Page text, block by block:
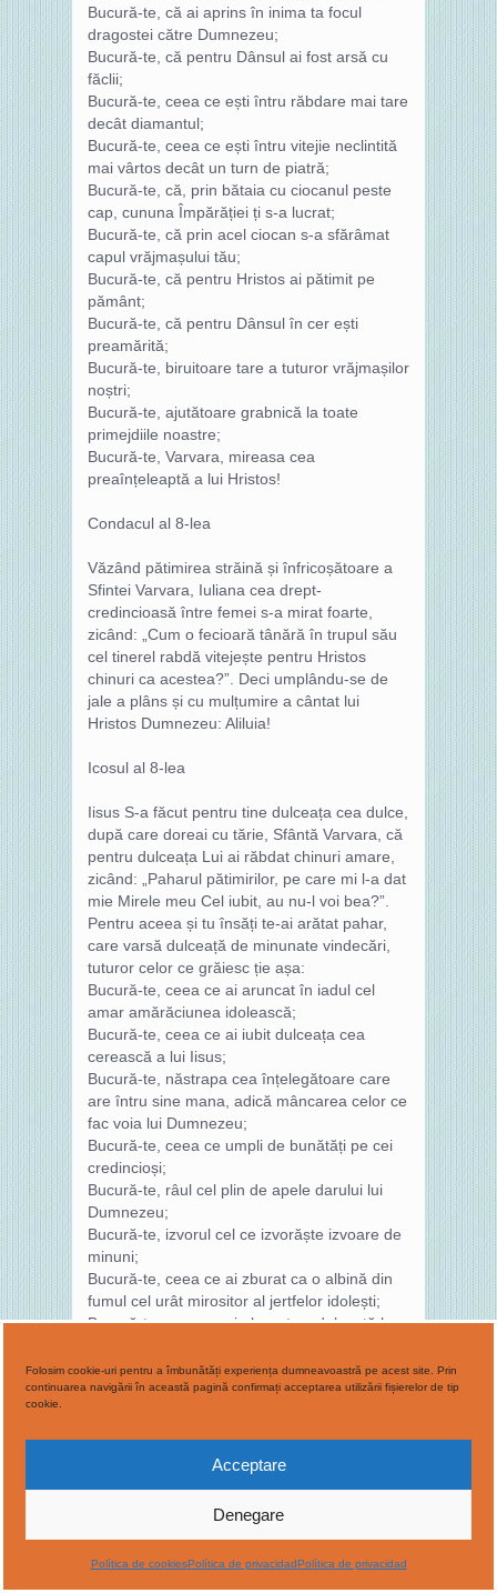
Folosim cookie-uri pentru a îmbunătăți experiența dumneavoastră pe acest site. Prin
continuarea navigării în această pagină confirmați acceptarea utilizării fișierelor de tip
cookie.
Acceptare
Denegare
Política de cookiesPolítica de privacidadPolítica de privacidad
Bucură-te, că ai aprins în inima ta focul
dragostei către Dumnezeu;
Bucură-te, că pentru Dânsul ai fost arsă cu
făclii;
Bucură-te, ceea ce ești întru răbdare mai tare
decât diamantul;
Bucură-te, ceea ce ești întru vitejie neclintită
mai vârtos decât un turn de piatră;
Bucură-te, că, prin bătaia cu ciocanul peste
cap, cununa Împărăției ți s-a lucrat;
Bucură-te, că prin acel ciocan s-a sfărâmat
capul vrăjmașului tău;
Bucură-te, că pentru Hristos ai pătimit pe
pământ;
Bucură-te, că pentru Dânsul în cer ești
preamărită;
Bucură-te, biruitoare tare a tuturor vrăjmașilor
noștri;
Bucură-te, ajutătoare grabnică la toate
primejdiile noastre;
Bucură-te, Varvara, mireasa cea
preaînțeleaptă a lui Hristos!
Condacul al 8-lea
Văzând pătimirea străină și înfricoșătoare a
Sfintei Varvara, Iuliana cea drept-
credincioasă între femei s-a mirat foarte,
zicând: „Cum o fecioară tânără în trupul său
cel tinerel rabdă vitejește pentru Hristos
chinuri ca acestea?”. Deci umplându-se de
jale a plâns și cu mulțumire a cântat lui
Hristos Dumnezeu: Aliluia!
Icosul al 8-lea
Iisus S-a făcut pentru tine dulceața cea dulce,
după care doreai cu tărie, Sfântă Varvara, că
pentru dulceața Lui ai răbdat chinuri amare,
zicând: „Paharul pătimirilor, pe care mi l-a dat
mie Mirele meu Cel iubit, au nu-l voi bea?”.
Pentru aceea și tu însăți te-ai arătat pahar,
care varsă dulceață de minunate vindecări,
tuturor celor ce grăiesc ție așa:
Bucură-te, ceea ce ai aruncat în iadul cel
amar amărăciunea idolească;
Bucură-te, ceea ce ai iubit dulceața cea
cerească a lui Iisus;
Bucură-te, năstrapa cea înțelegătoare care
are întru sine mana, adică mâncarea celor ce
fac voia lui Dumnezeu;
Bucură-te, ceea ce umpli de bunătăți pe cei
credincioși;
Bucură-te, râul cel plin de apele darului lui
Dumnezeu;
Bucură-te, izvorul cel ce izvorăște izvoare de
minuni;
Bucură-te, ceea ce ai zburat ca o albină din
fumul cel urât mirositor al jertfelor idolești;
Bucură-te, ceea ce ai alergat cu dulceață la
Bucură-te, că rănile tale cele de peste tot
trupul te-au făcut asemenea fagurelui;
Bucură-te, că pomenirea ta s-a făcut
Bucură-te, că întru toată Biserica lui Hristos
numele tău s-a făcut preacinstit;
Bucură-te, Varvara, mireasa cea
preaînțeleaptă a lui Hristos!